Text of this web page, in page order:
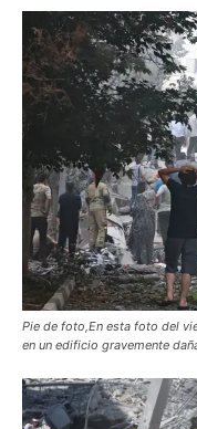
Pie de foto,En esta foto del
en un edificio gravemente